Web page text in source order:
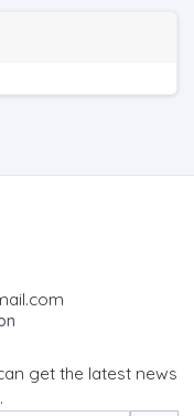
get the latest news